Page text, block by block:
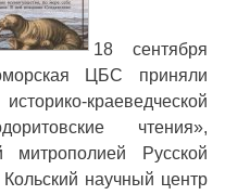
18 сентября
ЦБС приняли
краеведческой
чтения»,
митрополией Русской
научный центр